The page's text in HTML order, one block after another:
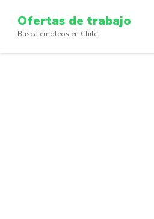
content
(Press
Ofertas de trabajo
Busca empleos en Chile